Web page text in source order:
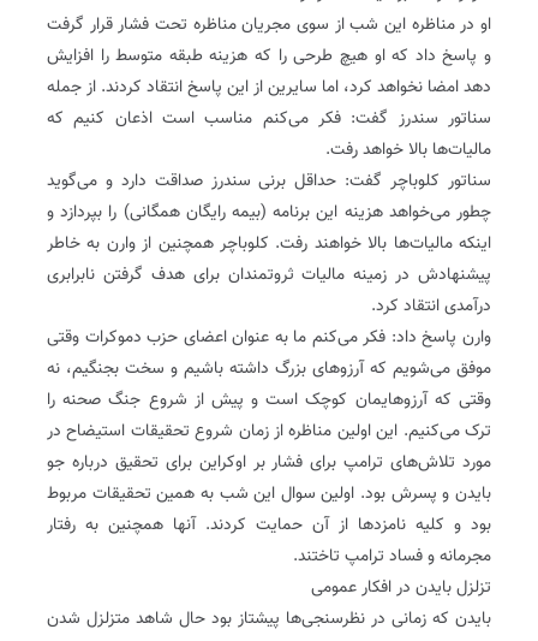
او در مناظره این شب از سوی مجریان مناظره تحت فشار قرار گرفت
و پاسخ داد که او هیچ طرحی را که هزینه طبقه متوسط را افزایش
دهد امضا نخواهد کرد، اما سایرین از این پاسخ انتقاد کردند. از جمله
سناتور سندرز گفت: فکر می‌کنم مناسب است اذعان کنیم که
مالیات‌ها بالا خواهد رفت.
سناتور کلوباچر گفت: حداقل برنی سندرز صداقت دارد و می‌گوید
چطور می‌خواهد هزینه این برنامه (بیمه رایگان همگانی) را بپردازد و
اینکه مالیات‌ها بالا خواهند رفت. کلوباچر همچنین از وارن به خاطر
پیشنهادش در زمینه مالیات ثروتمندان برای هدف گرفتن نابرابری
درآمدی انتقاد کرد.
وارن پاسخ داد: فکر می‌کنم ما به عنوان اعضای حزب دموکرات وقتی
موفق می‌شویم که آرزوهای بزرگ داشته باشیم و سخت بجنگیم، نه
وقتی که آرزوهایمان کوچک است و پیش از شروع جنگ صحنه را
ترک می‌کنیم. این اولین مناظره از زمان شروع تحقیقات استیضاح در
مورد تلاش‌های ترامپ برای فشار بر اوکراین برای تحقیق درباره جو
بایدن و پسرش بود. اولین سوال این شب به همین تحقیقات مربوط
بود و کلیه نامزدها از آن حمایت کردند. آنها همچنین به رفتار
مجرمانه و فساد ترامپ تاختند.
تزلزل بایدن در افکار عمومی
بایدن که زمانی در نظرسنجی‌ها پیشتاز بود حال شاهد متزلزل شدن